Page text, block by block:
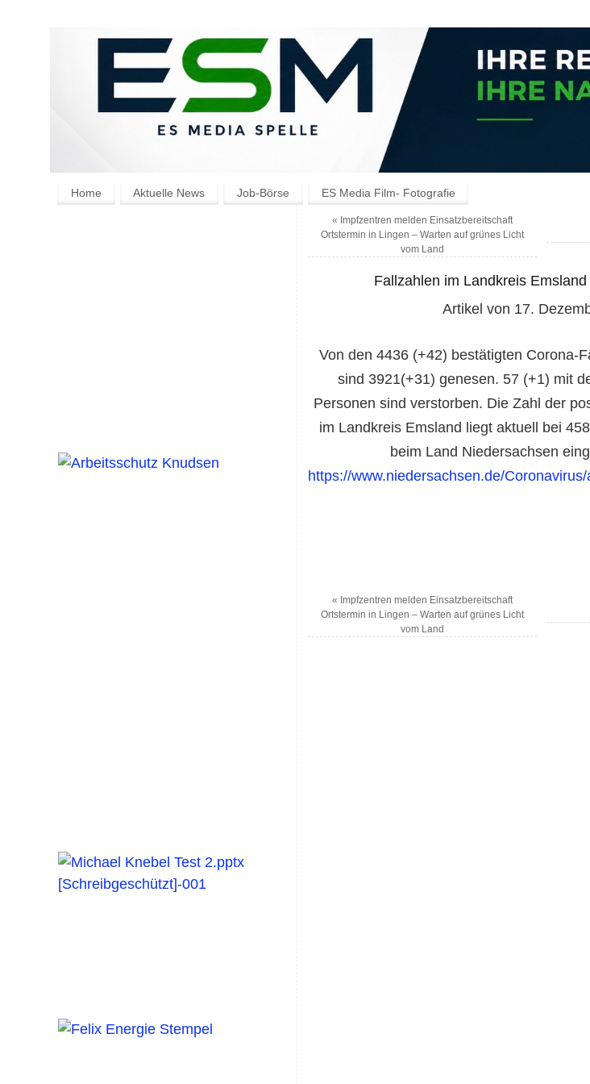
Home Aktuelle News Job-Börse ES Media Film- Fotografie
« Impfzentren melden Einsatzbereitschaft
Ortstermin in Lingen – Warten auf grünes Licht
vom Land
Fallzahlen im Landkreis
Artikel von 17.
Von den 4436 (+42) bestätigten Corona-
sind 3921(+31) genesen. 57 (+1) mit
Personen sind verstorben. Die Zahl der
im Landkreis Emsland liegt aktuell bei
beim Land Niedersachsen
https://www.niedersachsen.de/
« Impfzentren melden Einsatzbereitschaft
Ortstermin in Lingen – Warten auf grünes Licht
vom Land